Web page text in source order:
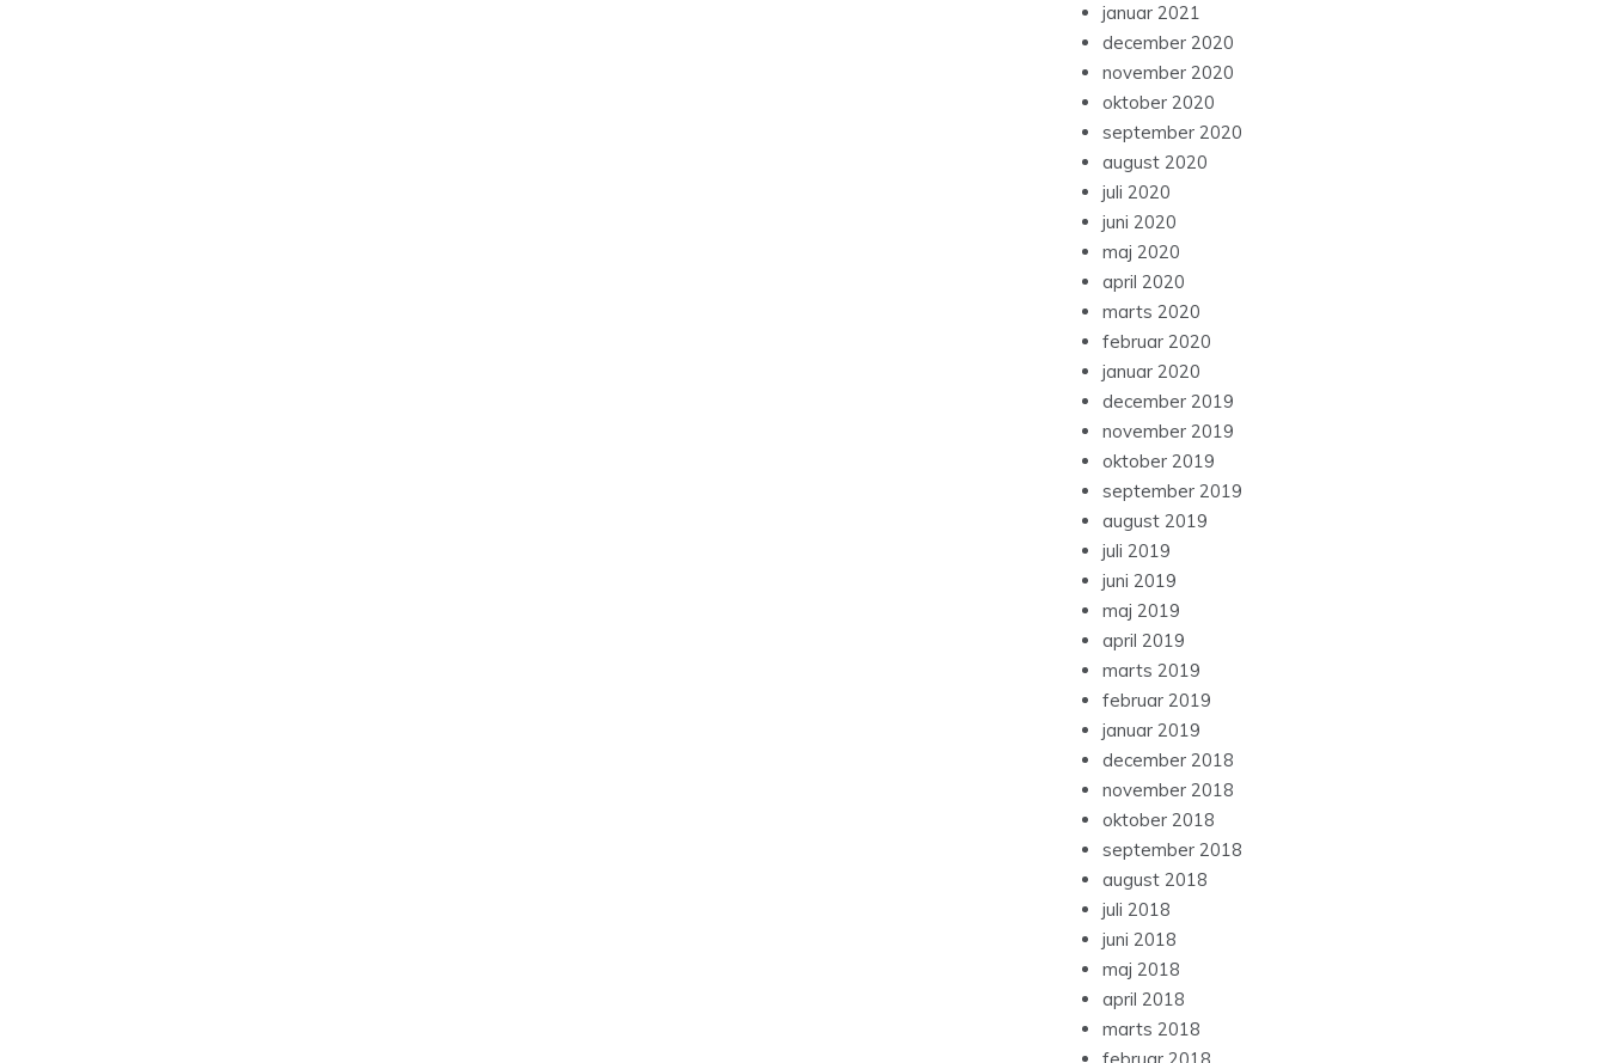
januar 2021
december 2020
november 2020
oktober 2020
september 2020
august 2020
juli 2020
juni 2020
maj 2020
april 2020
marts 2020
februar 2020
januar 2020
december 2019
november 2019
oktober 2019
september 2019
august 2019
juli 2019
juni 2019
maj 2019
april 2019
marts 2019
februar 2019
januar 2019
december 2018
november 2018
oktober 2018
september 2018
august 2018
juli 2018
juni 2018
maj 2018
april 2018
marts 2018